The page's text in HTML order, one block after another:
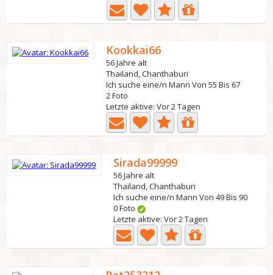
Kookkai66
56 Jahre alt
Thailand, Chanthaburi
Ich suche eine/n Mann Von 55 Bis 67
2 Foto
Letzte aktive: Vor 2 Tagen
Sirada99999
56 Jahre alt
Thailand, Chanthaburi
Ich suche eine/n Mann Von 49 Bis 90
0 Foto
Letzte aktive: Vor 2 Tagen